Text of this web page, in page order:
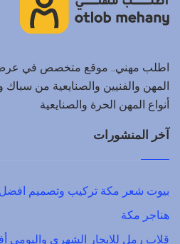
اطلب مهني.. موقع متخصص في
المهن والفنيين والصنايعية من
أنواع المهن الحرة والصنايعية
آخر المنشورات
بيوت شعر مكة تركيب وتصميم افضل
هناجر مكة
قلاب رمل للايجار الشهري واليومي